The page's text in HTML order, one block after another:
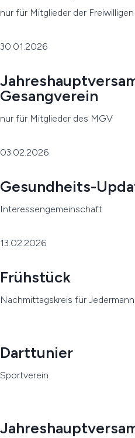
nur für Mitglieder der
30.01.2026
Gesangverein
nur für Mitglieder des MGV
03.02.2026
Gesundheits-
Interessengemeinschaft
13.02.2026
Frühstück
Nachmittagskreis für Jedermann
Darttunier
Sportverein